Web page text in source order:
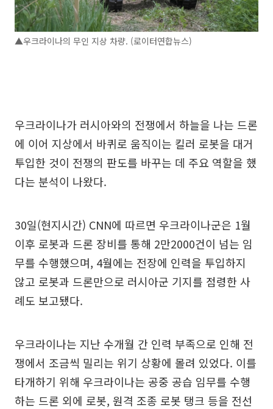
▲우크라이나의 무인 지상 차량. (로이터연합뉴스)
우크라이나가 러시아와의 전쟁에서 하늘을 나는 드론
에 이어 지상에서 바퀴로 움직이는 킬러 로봇을 대거
투입한 것이 전쟁의 판도를 바꾸는 데 주요 역할을 했
다는 분석이 나왔다.
30일(현지시간) CNN에 따르면 우크라이나군은 1월
이후 로봇과 드론 장비를 통해 2만2000건이 넘는 임
무를 수행했으며, 4월에는 전장에 인력을 투입하지
않고 로봇과 드론만으로 러시아군 기지를 점령한 사
례도 보고됐다.
우크라이나는 지난 수개월 간 인력 부족으로 인해 전
쟁에서 조금씩 밀리는 위기 상황에 몰려 있었다. 이를
타개하기 위해 우크라이나는 공중 공습 임무를 수행
하는 드론 외에 로봇, 원격 조종 로봇 탱크 등을 전선